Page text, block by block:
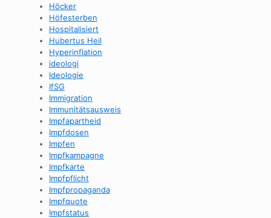
Höcker
Höfesterben
Hospitalisiert
Hubertus Heil
Hyperinflation
ideologi
Ideologie
IfSG
Immigration
Immunitätsausweis
Impfapartheid
Impfdosen
Impfen
Impfkampagne
Impfkarte
Impfpflicht
Impfpropaganda
Impfquote
Impfstatus